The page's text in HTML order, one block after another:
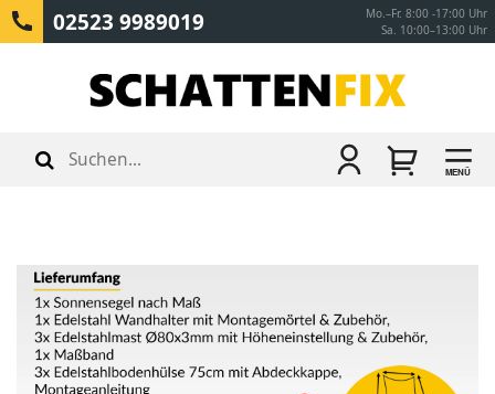
02523 9989019
Mo.–Fr. 8:00 -17:00 Uhr
Sa. 10:00–13:00 Uhr
MENÜ